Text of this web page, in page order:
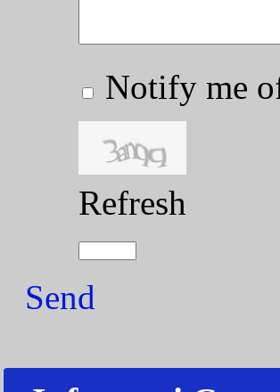
Notify me
Refresh
Send